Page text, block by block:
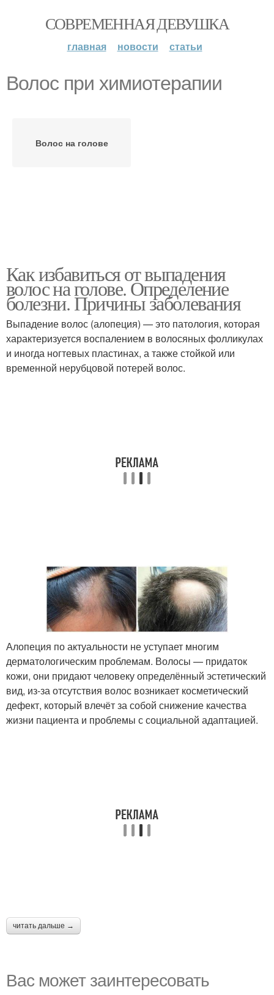
СОВРЕМЕННАЯ ДЕВУШКА
главная новости статьи
Волос при химиотерапии
Волос на голове
Как избавиться от выпадения
волос на голове. Определение
болезни. Причины заболевания
Выпадение волос (алопеция) — это патология, которая
характеризуется воспалением в волосяных фолликулах
и иногда ногтевых пластинах, а также стойкой или
временной нерубцовой потерей волос.
Алопеция по актуальности не уступает многим
дерматологическим проблемам. Волосы — придаток
кожи, они придают человеку определённый эстетический
вид, из-за отсутствия волос возникает косметический
дефект, который влечёт за собой снижение качества
жизни пациента и проблемы с социальной адаптацией.
читать дальше →
Вас может заинтересовать